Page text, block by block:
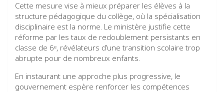
Cette mesure vise à mieux préparer les élèves à la
structure pédagogique du collège, où la spécialisation
disciplinaire est la norme. Le ministère justifie cette
réforme par les taux de redoublement persistants en
classe de 6ᵉ, révélateurs d’une transition scolaire trop
abrupte pour de nombreux enfants.
En instaurant une approche plus progressive, le
gouvernement espère renforcer les compétences